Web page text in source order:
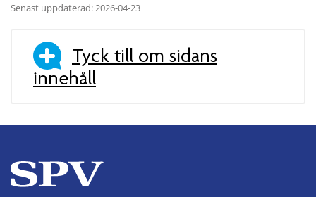
Senast uppdaterad: 2026-04-23
Tyck till om sidans
innehåll